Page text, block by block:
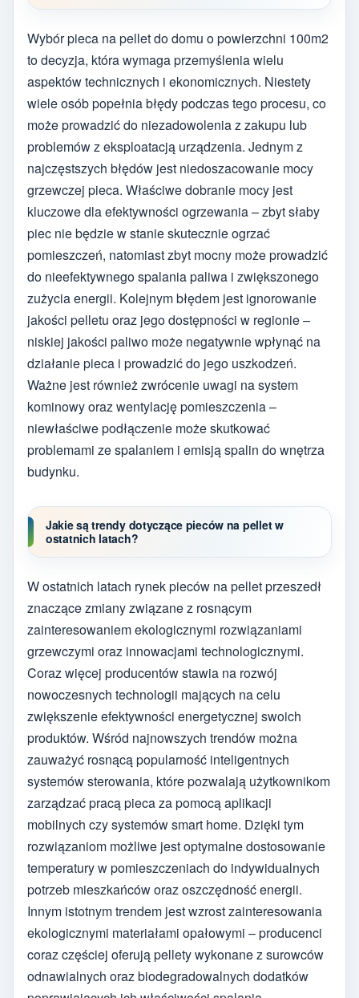
Wybór pieca na pellet do domu o powierzchni 100m2
to decyzja, która wymaga przemyślenia wielu
aspektów technicznych i ekonomicznych. Niestety
wiele osób popełnia błędy podczas tego procesu, co
może prowadzić do niezadowolenia z zakupu lub
problemów z eksploatacją urządzenia. Jednym z
najczęstszych błędów jest niedoszacowanie mocy
grzewczej pieca. Właściwe dobranie mocy jest
kluczowe dla efektywności ogrzewania – zbyt słaby
piec nie będzie w stanie skutecznie ogrzać
pomieszczeń, natomiast zbyt mocny może prowadzić
do nieefektywnego spalania paliwa i zwiększonego
zużycia energii. Kolejnym błędem jest ignorowanie
jakości pelletu oraz jego dostępności w regionie –
niskiej jakości paliwo może negatywnie wpłynąć na
działanie pieca i prowadzić do jego uszkodzeń.
Ważne jest również zwrócenie uwagi na system
kominowy oraz wentylację pomieszczenia –
niewłaściwe podłączenie może skutkować
problemami ze spalaniem i emisją spalin do wnętrza
budynku.
Jakie są trendy dotyczące pieców na pellet w
ostatnich latach?
W ostatnich latach rynek pieców na pellet przeszedł
znaczące zmiany związane z rosnącym
zainteresowaniem ekologicznymi rozwiązaniami
grzewczymi oraz innowacjami technologicznymi.
Coraz więcej producentów stawia na rozwój
nowoczesnych technologii mających na celu
zwiększenie efektywności energetycznej swoich
produktów. Wśród najnowszych trendów można
zauważyć rosnącą popularność inteligentnych
systemów sterowania, które pozwalają użytkownikom
zarządzać pracą pieca za pomocą aplikacji
mobilnych czy systemów smart home. Dzięki tym
rozwiązaniom możliwe jest optymalne dostosowanie
temperatury w pomieszczeniach do indywidualnych
potrzeb mieszkańców oraz oszczędność energii.
Innym istotnym trendem jest wzrost zainteresowania
ekologicznymi materiałami opałowymi – producenci
coraz częściej oferują pellety wykonane z surowców
odnawialnych oraz biodegradowalnych dodatków